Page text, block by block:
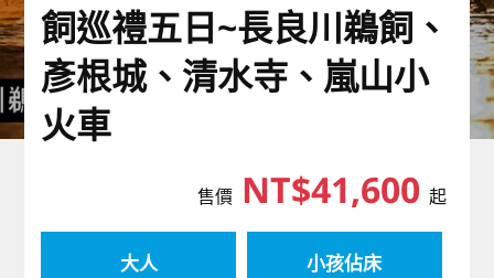
美加紐澳
歐洲
飼巡禮五日~長良川鵜飼、
彥根城、清水寺、嵐山小
火車
售價NT$41,600 起
大人 小孩佔床